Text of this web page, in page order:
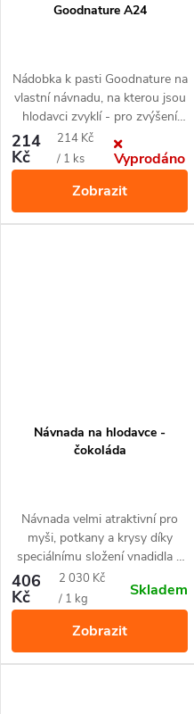
Goodnature A24
Nádobka k pasti Goodnature na
vlastní návnadu, na kterou jsou
hlodavci zvyklí - pro zvýšení
úspěšnosti odchytu hrabošů,
myší nebo potkanů.
214
Kč
Měrná
cena:
214 Kč
/ 1 ks
Vyprodáno
Zobrazit
Návnada na hlodavce -
čokoláda
Návnada velmi atraktivní pro
myši, potkany a krysy díky
speciálnímu složení vnadidla s
vůní čokolády. Slouží k přilákání
do pastí a k předkrmování v
okolí pasti.
406
Kč
Měrná
cena:
2 030 Kč
/ 1 kg
Skladem
Zobrazit